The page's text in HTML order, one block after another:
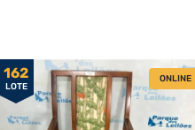
162
LOTE
ONLINE